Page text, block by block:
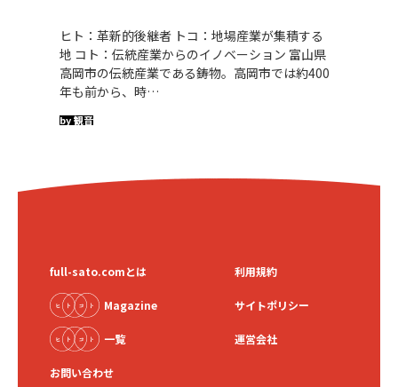
ヒト：革新的後継者 トコ：地場産業が集積する
地 コト：伝統産業からのイノベーション 富山県
高岡市の伝統産業である鋳物。高岡市では約400
年も前から、時…
by 観音
full-sato.comとは
Magazine
一覧
お問い合わせ
利用規約
サイトポリシー
運営会社